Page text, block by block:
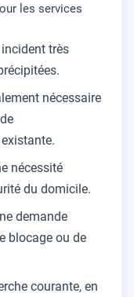
les services
très
nécessaire
nécessité
du domicile.
demande
blocage ou de
courante, en